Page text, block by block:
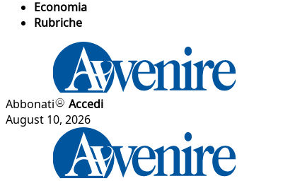
Economia
Rubriche
Abbonati
Accedi
August 10, 2026